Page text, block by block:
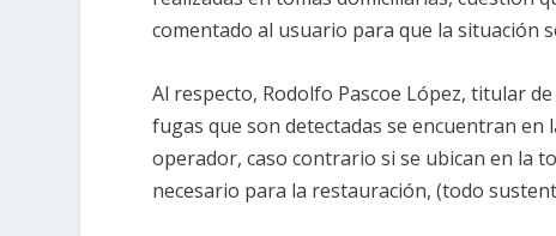
comentado al usuario para que la situación
Al respecto, Rodolfo Pascoe López, titular
fugas que son detectadas se encuentran
operador, caso contrario si se ubican en la
necesario para la restauración, (todo